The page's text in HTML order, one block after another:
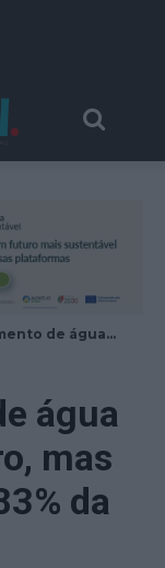
de água...
água
mas
da